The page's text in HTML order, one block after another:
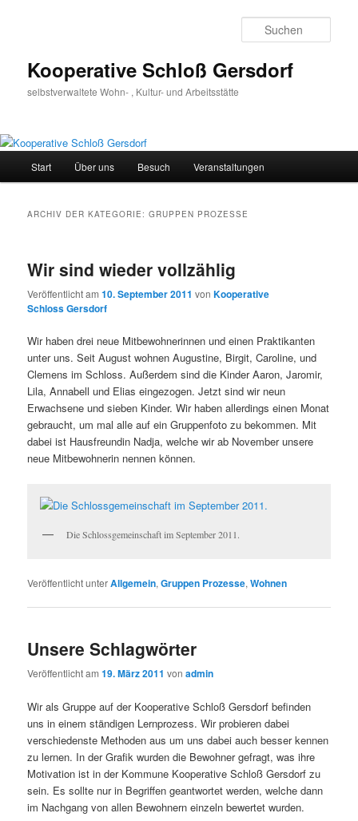
Kooperative Schloß Gersdorf
selbstverwaltete Wohn- , Kultur- und Arbeitsstätte
Start Über uns Besuch Veranstaltungen
ARCHIV DER KATEGORIE:GRUPPEN PROZESSE
Wir sind wieder vollzählig
Veröffentlicht am10. September 2011 vonKooperative
Schloss Gersdorf
Wir haben drei neue Mitbewohnerinnen und einen Praktikanten
unter uns. Seit August wohnen Augustine, Birgit, Caroline, und
Clemens im Schloss. Außerdem sind die Kinder Aaron, Jaromir,
Lila, Annabell und Elias eingezogen. Jetzt sind wir neun
Erwachsene und sieben Kinder. Wir haben allerdings einen Monat
gebraucht, um mal alle auf ein Gruppenfoto zu bekommen. Mit
dabei ist Hausfreundin Nadja, welche wir ab November unsere
neue Mitbewohnerin nennen können.
Die Schlossgemeinschaft im September 2011.
Veröffentlicht unterAllgemein,Gruppen Prozesse,Wohnen
Unsere Schlagwörter
Veröffentlicht am19. März 2011 vonadmin
Wir als Gruppe auf der Kooperative Schloß Gersdorf befinden
uns in einem ständigen Lernprozess. Wir probieren dabei
verschiedenste Methoden aus um uns dabei auch besser kennen
zu lernen. In der Grafik wurden die Bewohner gefragt, was ihre
Motivation ist in der Kommune Kooperative Schloß Gersdorf zu
sein. Es sollte nur in Begriffen geantwortet werden, welche dann
im Nachgang von allen Bewohnern einzeln bewertet wurden.